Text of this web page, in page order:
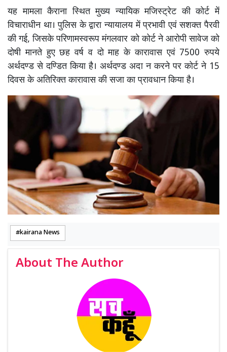
यह मामला कैराना स्थित मुख्य न्यायिक मजिस्ट्रेट की कोर्ट में
विचाराधीन था। पुलिस के द्वारा न्यायालय में प्रभावी एवं सशक्त पैरवी
की गई, जिसके परिणामस्वरूप मंगलवार को कोर्ट ने आरोपी सावेज को
दोषी मानते हुए छह वर्ष व दो माह के कारावास एवं 7500 रुपये
अर्थदण्ड से दण्डित किया है। अर्थदण्ड अदा न करने पर कोर्ट ने 15
दिवस के अतिरिक्त कारावास की सजा का प्रावधान किया है।
kairana News
About The Author